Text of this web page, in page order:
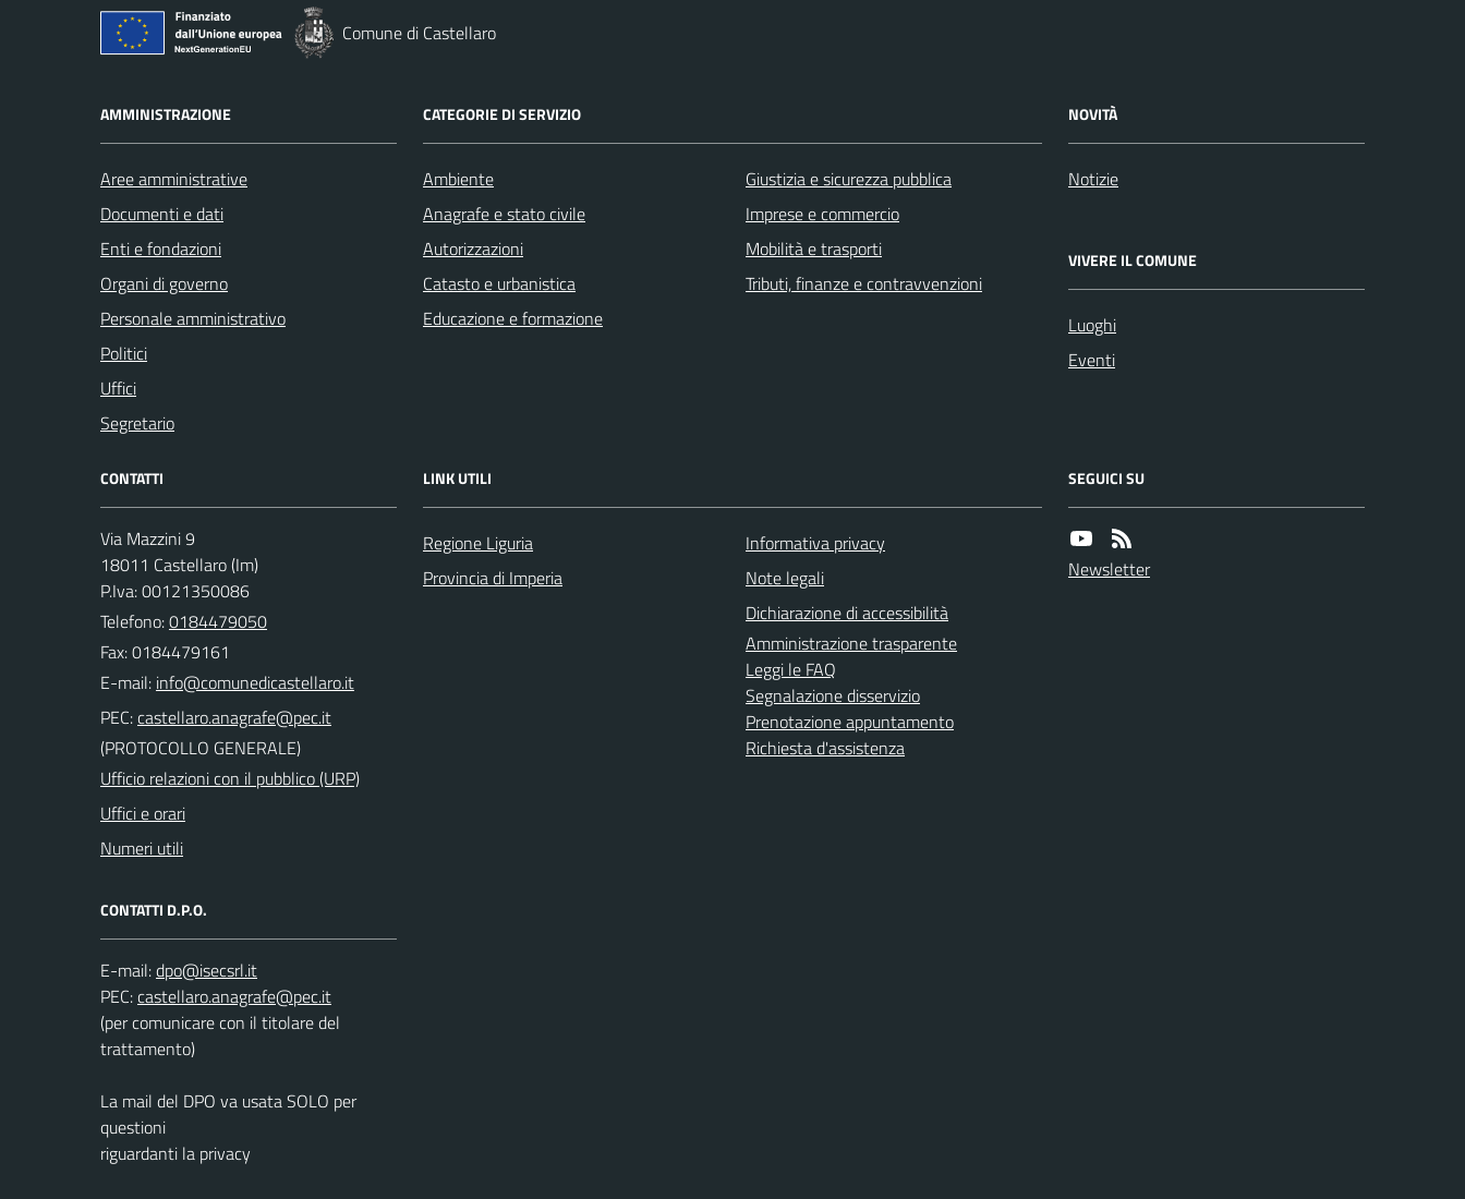
Comune di Castellaro
AMMINISTRAZIONE
Aree amministrative
Documenti e dati
Enti e fondazioni
Organi di governo
Personale amministrativo
Politici
Uffici
Segretario
CATEGORIE DI SERVIZIO
Ambiente
Anagrafe e stato civile
Autorizzazioni
Catasto e urbanistica
Educazione e formazione
Giustizia e sicurezza pubblica
Imprese e commercio
Mobilità e trasporti
Tributi, finanze e contravvenzioni
NOVITÀ
Notizie
VIVERE IL COMUNE
Luoghi
Eventi
CONTATTI
Via Mazzini 9
18011 Castellaro (Im)
P.Iva: 00121350086
Telefono:0184479050
Fax: 0184479161
E-mail:
PEC:
(PROTOCOLLO GENERALE)
Ufficio relazioni con il pubblico (URP)
Uffici e orari
Numeri utili
CONTATTI D.P.O.
E-mail:
PEC:
(per comunicare con il titolare del
trattamento)
La mail del DPO va usata SOLO per
questioni
riguardanti la privacy
LINK UTILI
Regione Liguria
Provincia di Imperia
Informativa privacy
Note legali
Dichiarazione di accessibilità
Amministrazione trasparente
Leggi le FAQ
Segnalazione disservizio
Prenotazione appuntamento
Richiesta d'assistenza
SEGUICI SU
Newsletter